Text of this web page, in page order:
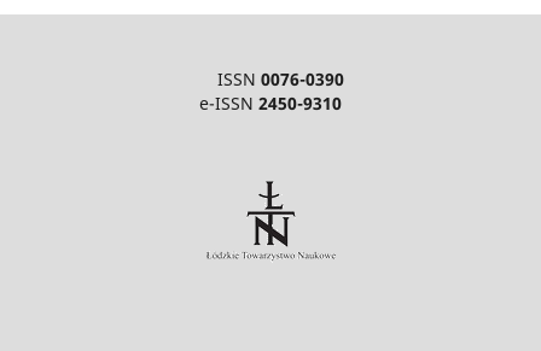
ISSN 0076-0390
e-ISSN 2450-9310